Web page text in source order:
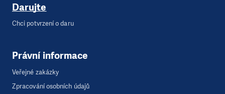
Darujte
Chci potvrzení o daru
Právní informace
Veřejné zakázky
Zpracování osobních údajů